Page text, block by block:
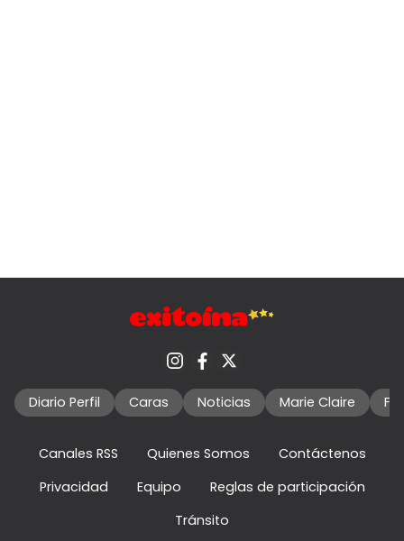
Diario Perfil Caras Noticias Marie Claire
Canales RSS Quienes Somos
Contáctenos
Privacidad
Equipo
Reglas de participación
Tránsito